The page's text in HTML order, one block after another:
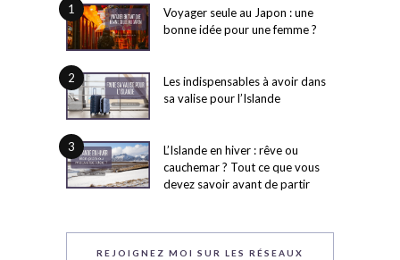
1
Voyager seule au Japon : une
bonne idée pour une femme ?
2
Les indispensables à avoir dans
sa valise pour l’Islande
3
L’Islande en hiver : rêve ou
cauchemar ? Tout ce que vous
devez savoir avant de partir
REJOIGNEZ MOI SUR LES RÉSEAUX